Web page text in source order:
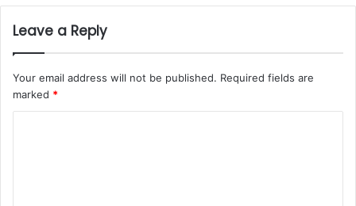
Leave a Reply
Your email address will not be published. Required fields are
marked *